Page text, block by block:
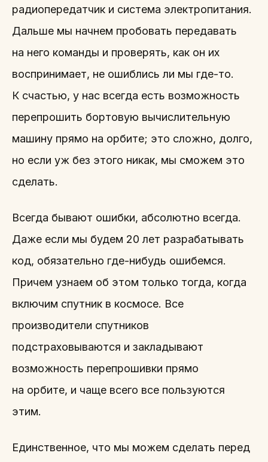
радиопередатчик и система электропитания.
Дальше мы начнем пробовать передавать
на него команды и проверять, как он их
воспринимает, не ошиблись ли мы где-то.
К счастью, у нас всегда есть возможность
перепрошить бортовую вычислительную
машину прямо на орбите; это сложно, долго,
но если уж без этого никак, мы сможем это
сделать.
Всегда бывают ошибки, абсолютно всегда.
Даже если мы будем 20 лет разрабатывать
код, обязательно где-нибудь ошибемся.
Причем узнаем об этом только тогда, когда
включим спутник в космосе. Все
производители спутников
подстраховываются и закладывают
возможность перепрошивки прямо
на орбите, и чаще всего все пользуются
этим.
Единственное, что мы можем сделать перед